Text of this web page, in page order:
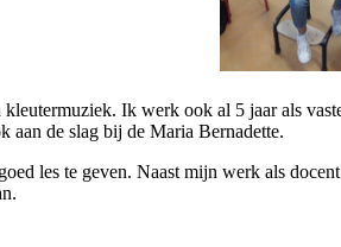
Ik werk ook al 5 jaar als
aan de slag bij de Maria Bernadette.
les te geven. Naast mijn werk als